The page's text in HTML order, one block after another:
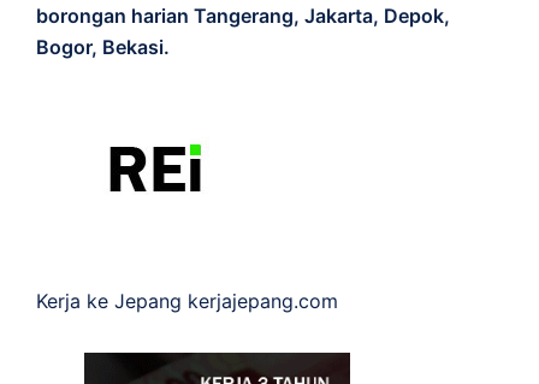
borongan harian Tangerang, Jakarta, Depok,
Bogor, Bekasi.
Kerja ke Jepang kerjajepang.com